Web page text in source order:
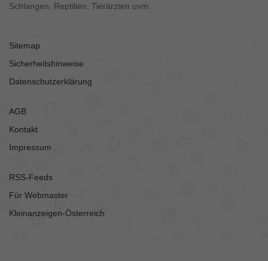
Schlangen, Reptilien, Tierärzten uvm.
Sitemap
Sicherheitshinweise
Datenschutzerklärung
AGB
Kontakt
Impressum
RSS-Feeds
Für Webmaster
Kleinanzeigen-Österreich